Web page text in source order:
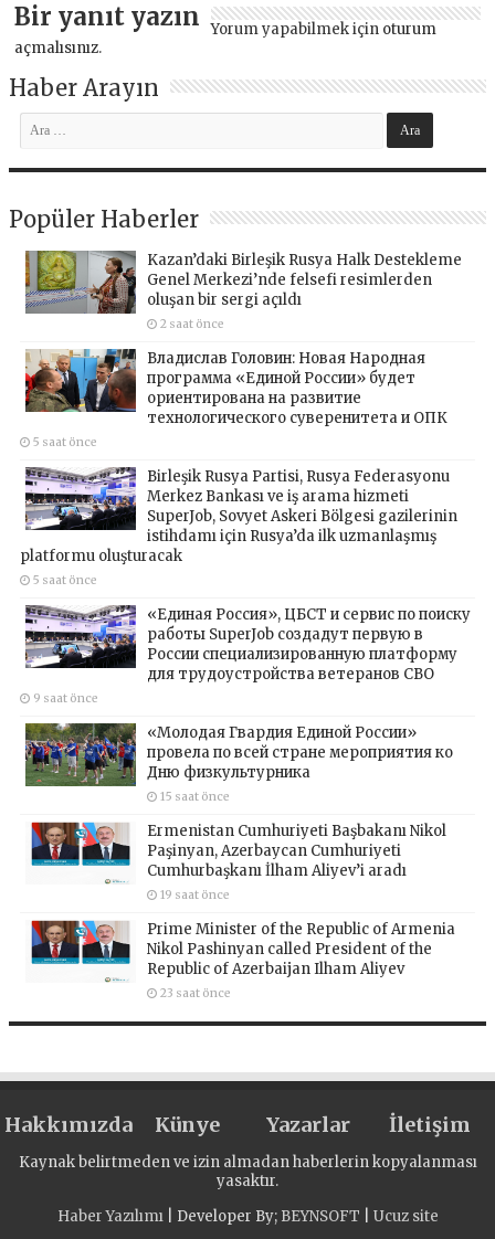
Bir yanıt yazın Yorum yapabilmek için oturum
açmalısınız.
Haber Arayın
Popüler Haberler
Kazan’daki Birleşik Rusya Halk Destekleme
Genel Merkezi’nde felsefi resimlerden
oluşan bir sergi açıldı
2 saat önce
Владислав Головин: Новая Народная
программа «Единой России» будет
ориентирована на развитие
технологического суверенитета и ОПК
5 saat önce
Birleşik Rusya Partisi, Rusya Federasyonu
Merkez Bankası ve iş arama hizmeti
SuperJob, Sovyet Askeri Bölgesi gazilerinin
istihdamı için Rusya’da ilk uzmanlaşmış
platformu oluşturacak
5 saat önce
«Единая Россия», ЦБСТ и сервис по поиску
работы SuperJob создадут первую в
России специализированную платформу
для трудоустройства ветеранов СВО
9 saat önce
«Молодая Гвардия Единой России»
провела по всей стране мероприятия ко
Дню физкультурника
15 saat önce
Ermenistan Cumhuriyeti Başbakanı Nikol
Paşinyan, Azerbaycan Cumhuriyeti
Cumhurbaşkanı İlham Aliyev’i aradı
19 saat önce
Prime Minister of the Republic of Armenia
Nikol Pashinyan called President of the
Republic of Azerbaijan Ilham Aliyev
23 saat önce
Hakkımızda Künye Yazarlar İletişim
Kaynak belirtmeden ve izin almadan haberlerin kopyalanması
yasaktır.
Haber Yazılımı| Developer By; BEYNSOFT Ucuz site